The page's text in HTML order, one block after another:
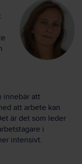
innebär att
att arbete kan
är det som leder
i
intensivt.